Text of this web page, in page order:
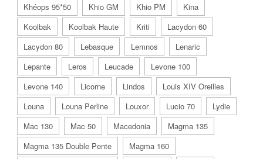
Khéops 95*50
Khio GM Khio PM
Kina
Koolbak
Koolbak Haute Kriti
Lacydon 60
Lacydon 80
Lebasque Lemnos
Lenaric
Lepante
Leros Leucade
Levone 100
Levone 140
Licorne Lindos
Louis XIV Oreilles
Louna
Louna Perline Louxor Lucio 70
Lydie
Mac 130
Mac 50 Macedonia
Magma 135
Magma 135 Double Pente
Magma 160